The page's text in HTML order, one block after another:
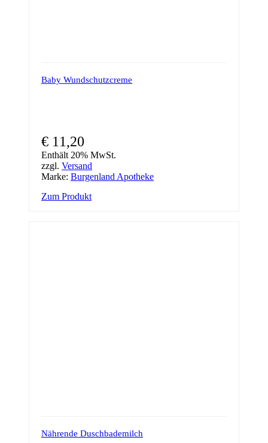
Baby Wundschutzcreme
€ 11,20
Enthält 20% MwSt.
zzgl. Versand
Marke: Burgenland Apotheke
Zum Produkt
Nährende Duschbademilch